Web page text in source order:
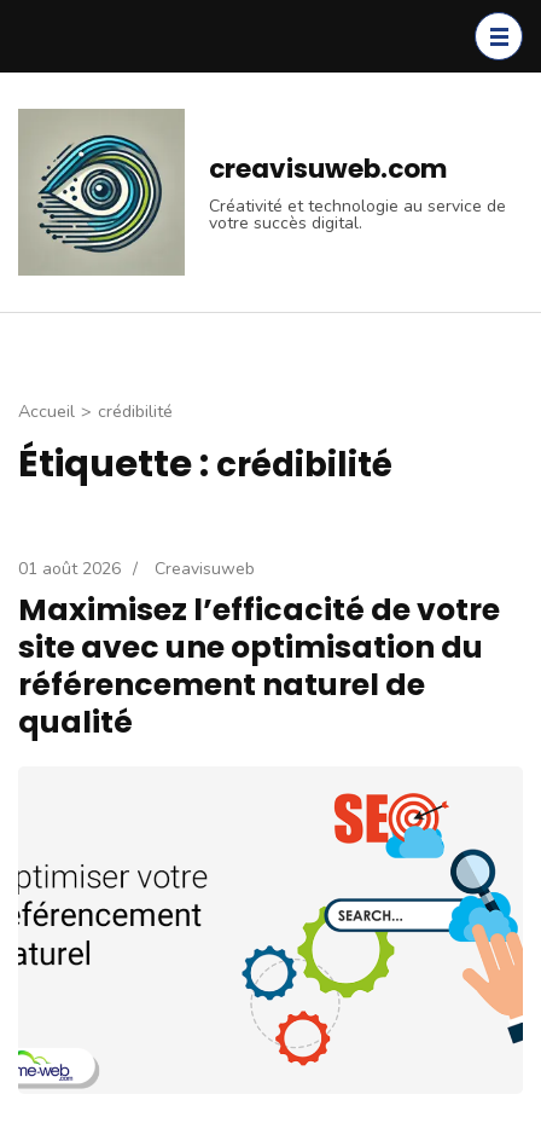
(Pressez
Entrée)
creavisuweb.com
Créativité et technologie au service de
votre succès digital.
Accueil > crédibilité
Étiquette : crédibilité
01 août 2026 / Creavisuweb
Maximisez l’efficacité de votre
site avec une optimisation du
référencement naturel de
qualité